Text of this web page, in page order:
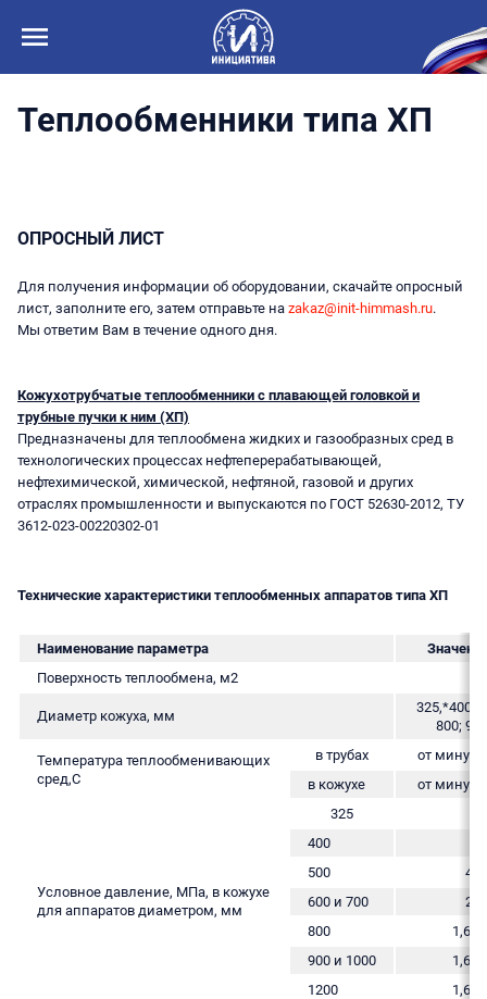
Теплообменники типа ХП
Кожухотрубчатые теплообменники с плавающей головкой и
трубные пучки к ним (ХП)
Предназначены для теплообмена жидких и газообразных сред в
технологических процессах нефтеперерабатывающей,
нефтехимической, химической, нефтяной, газовой и других
отраслях промышленности и выпускаются по ГОСТ 52630-2012, ТУ
3612-023-00220302-01
Технические характеристики теплообменных аппаратов типа ХП
Наименование параметра
Поверхность теплообмена, м2
Диаметр кожуха, мм
325,*400;
800;
Температура теплообменивающих
сред,С
в трубах
от минус
в кожухе
от минус
Условное давление, МПа, в кожухе
для аппаратов диаметром, мм
325
400
500
600 и 700
800
1,6;
900 и 1000
1,6;
1200
1,6;
ОПРОСНЫЙ ЛИСТ
Для получения информации об оборудовании, скачайте опросный
лист, заполните его, затем отправьте на zakaz@init-himmash.ru.
Мы ответим Вам в течение одного дня.